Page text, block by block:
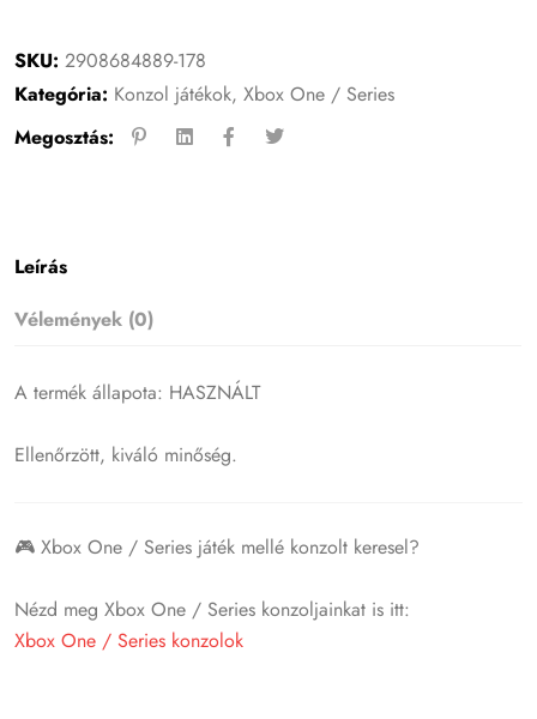
SKU:2908684889-178
Kategória: Konzol játékok,Xbox One / Series
Megosztás:
Leírás
Vélemények (0)
A termék állapota: HASZNÁLT
Ellenőrzött, kiváló minőség.
🎮 Xbox One / Series játék mellé konzolt keresel?
Nézd meg Xbox One / Series konzoljainkat is itt:
Xbox One / Series konzolok